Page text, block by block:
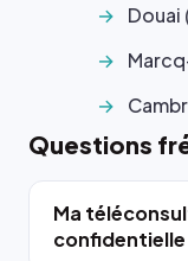
Questions
Ma
confidentielle